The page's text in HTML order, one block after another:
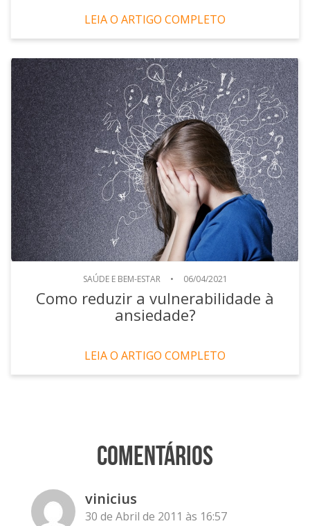
LEIA O ARTIGO COMPLETO
SAÚDE E BEM-ESTAR • 06/04/2021
Como reduzir a vulnerabilidade à
ansiedade?
LEIA O ARTIGO COMPLETO
Comentários
vinicius
30 de Abril de 2011 às 16:57